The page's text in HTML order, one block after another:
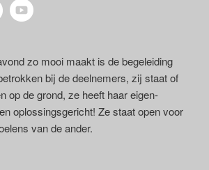
zo mooi maakt is de begeleiding
bij de deelnemers, zij staat of
op de grond, ze heeft haar eigen-
oplossingsgericht! Ze staat open voor
van de ander.